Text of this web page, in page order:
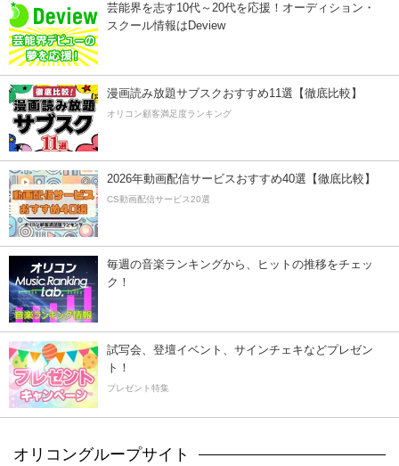
芸能界を志す10代～20代を応援！オーディション・
スクール情報はDeview
漫画読み放題サブスクおすすめ11選【徹底比較】
オリコン顧客満足度ランキング
2026年動画配信サービスおすすめ40選【徹底比較】
CS動画配信サービス20選
毎週の音楽ランキングから、ヒットの推移をチェッ
ク！
試写会、登壇イベント、サインチェキなどプレゼン
ト！
プレゼント特集
オリコングループサイト